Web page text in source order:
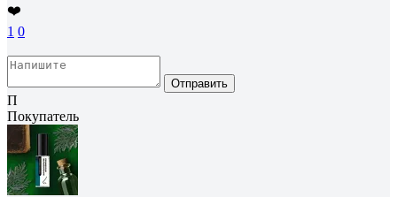
❤️
1 0
Отправить
П
Покупатель